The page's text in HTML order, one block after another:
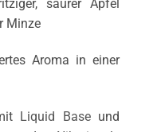
saurer Apfel
Minze
Aroma in einer
Liquid Baseund